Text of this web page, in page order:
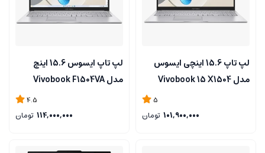
لپ تاپ 15.6 اینچی ایسوس
مدل Vivobook 15 X1504
5
101,900,000 تومان
لپ تاپ ایسوس 15.6 اینچ
مدل Vivobook F1504VA
Core 5 120U /16GB RAM
4.5
114,000,000 تومان